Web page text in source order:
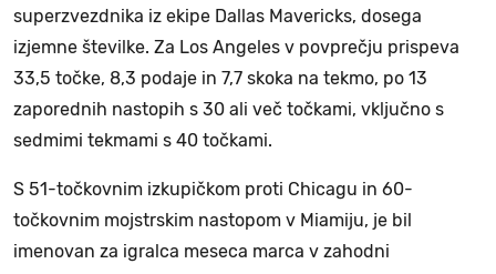
superzvezdnika iz ekipe Dallas Mavericks, dosega
izjemne številke. Za Los Angeles v povprečju prispeva
33,5 točke, 8,3 podaje in 7,7 skoka na tekmo, po 13
zaporednih nastopih s 30 ali več točkami, vključno s
sedmimi tekmami s 40 točkami.
S 51-točkovnim izkupičkom proti Chicagu in 60-
točkovnim mojstrskim nastopom v Miamiju, je bil
imenovan za igralca meseca marca v zahodni